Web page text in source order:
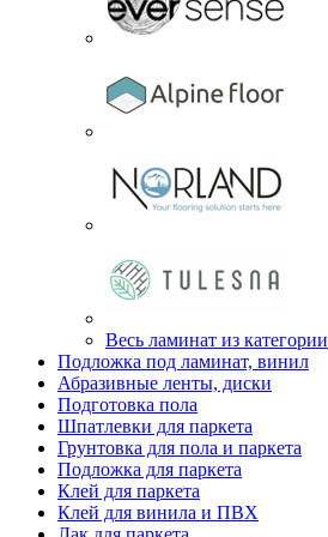
Весь ламинат из категории
Подложка под ламинат, винил
Абразивные ленты, диски
Подготовка пола
Шпатлевки для паркета
Грунтовка для пола и паркета
Подложка для паркета
Клей для паркета
Клей для винила и ПВХ